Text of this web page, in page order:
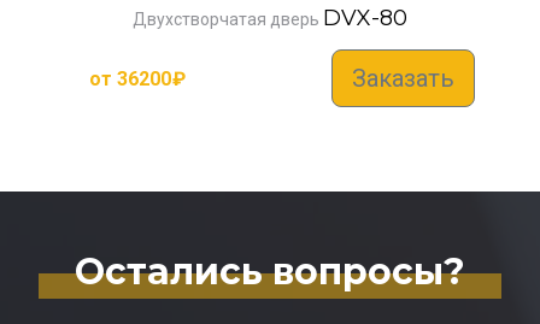
Двухстворчатая дверь DVX-80
от 36200₽ Заказать
Остались вопросы?